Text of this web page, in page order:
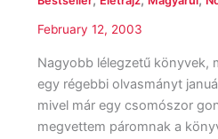
February 12, 2003
Nagyobb lélegzetű könyvek,
egy régebbi olvasmányt
mivel már egy csomószor
megvettem páromnak a
szexuális
élete